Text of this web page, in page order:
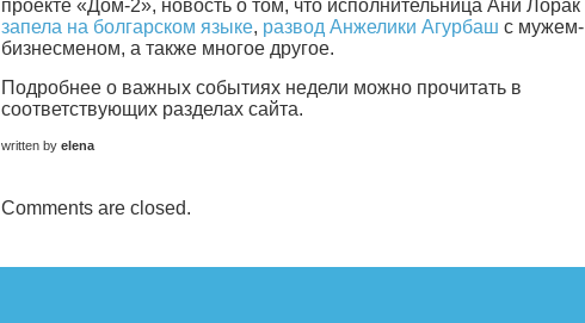
проекте «Дом-2», новость о том, что исполнительница Ани Лорак
запела на болгарском языке, развод Анжелики Агурбаш с мужем-
бизнесменом, а также многое другое.
Подробнее о важных событиях недели можно прочитать в
соответствующих разделах сайта.
written by elena
Comments are closed.